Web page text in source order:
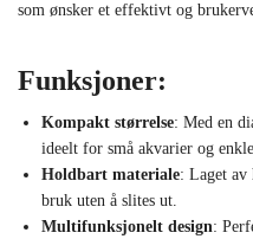
som ønsker et effektivt og
Funksjoner:
Kompakt størrelse: Med en
ideelt for små akvarier og
Holdbart materiale: Laget av
bruk uten å slites ut.
Multifunksjonelt design: